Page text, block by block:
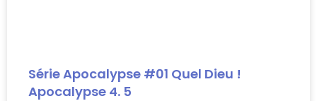
Série Apocalypse #01 Quel Dieu !
Apocalypse 4. 5